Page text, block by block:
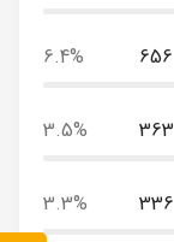
656
6.4%
363
3.5%
336
3.3%